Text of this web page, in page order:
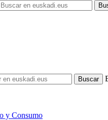
y Consumo